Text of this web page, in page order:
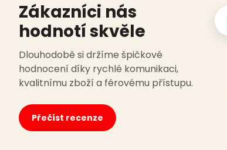
Zákazníci nás
hodnotí skvěle
Dlouhodobě si držíme špičkové
hodnocení díky rychlé komunikaci,
kvalitnímu zboží a férovému přístupu.
Přečíst recenze